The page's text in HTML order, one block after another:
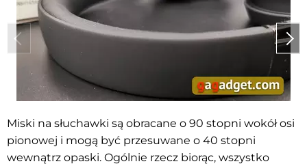
Miski na słuchawki są obracane o 90 stopni wokół osi
pionowej i mogą być przesuwane o 40 stopni
wewnątrz opaski. Ogólnie rzecz biorąc, wszystko